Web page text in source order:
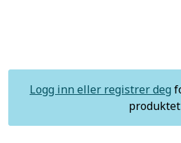
Logg inn eller registrer deg
produktet